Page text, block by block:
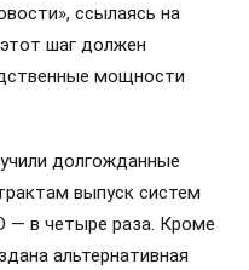
ссылаясь на
шаг должен
мощности
долгожданные
выпуск систем
— в четыре раза. Кроме
альтернативная